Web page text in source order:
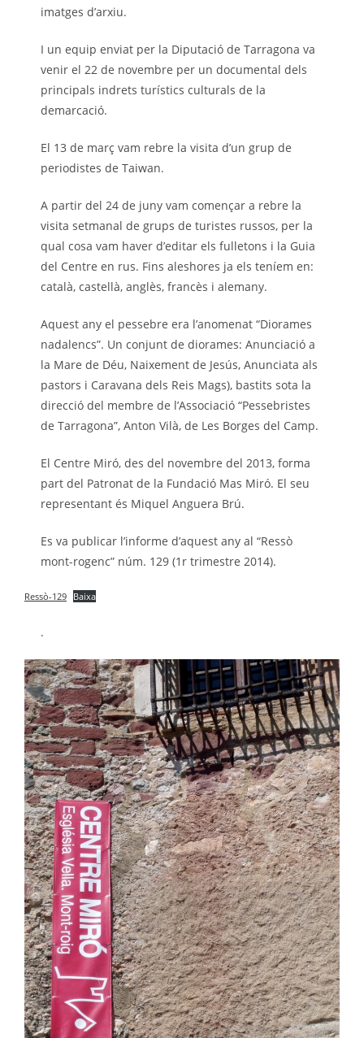
imatges d’arxiu.
I un equip enviat per la Diputació de Tarragona va
venir el 22 de novembre per un documental dels
principals indrets turístics culturals de la
demarcació.
El 13 de març vam rebre la visita d’un grup de
periodistes de Taiwan.
A partir del 24 de juny vam començar a rebre la
visita setmanal de grups de turistes russos, per la
qual cosa vam haver d’editar els fulletons i la Guia
del Centre en rus. Fins aleshores ja els teníem en:
català, castellà, anglès, francès i alemany.
Aquest any el pessebre era l’anomenat “Diorames
nadalencs”. Un conjunt de diorames: Anunciació a
la Mare de Déu, Naixement de Jesús, Anunciata als
pastors i Caravana dels Reis Mags), bastits sota la
direcció del membre de l’Associació “Pessebristes
de Tarragona”, Anton Vilà, de Les Borges del Camp.
El Centre Miró, des del novembre del 2013, forma
part del Patronat de la Fundació Mas Miró. El seu
representant és Miquel Anguera Brú.
Es va publicar l’informe d’aquest any al “Ressò
mont-rogenc” núm. 129 (1r trimestre 2014).
Ressò-129 Baixa
.